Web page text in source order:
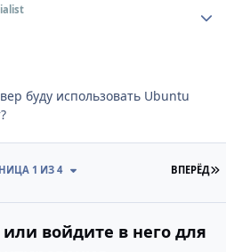
буду использовать Ubuntu
ВПЕРЁД
1 ИЗ 4
войдите в него для